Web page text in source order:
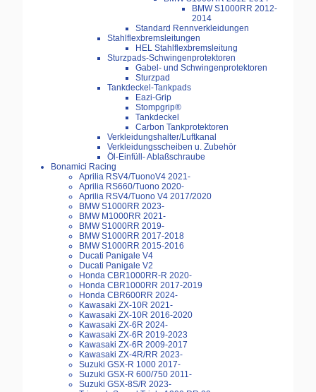
BMW S1000RR 2012-
2014
Standard Rennverkleidungen
Stahlflexbremsleitungen
HEL Stahlflexbremsleitung
Sturzpads-Schwingenprotektoren
Gabel- und Schwingenprotektoren
Sturzpad
Tankdeckel-Tankpads
Eazi-Grip
Stompgrip®
Tankdeckel
Carbon Tankprotektoren
Verkleidungshalter/Luftkanal
Verkleidungsscheiben u. Zubehör
Öl-Einfüll- Ablaßschraube
Bonamici Racing
Aprilia RSV4/TuonoV4 2021-
Aprilia RS660/Tuono 2020-
Aprilia RSV4/Tuono V4 2017/2020
BMW S1000RR 2023-
BMW M1000RR 2021-
BMW S1000RR 2019-
BMW S1000RR 2017-2018
BMW S1000RR 2015-2016
Ducati Panigale V4
Ducati Panigale V2
Honda CBR1000RR-R 2020-
Honda CBR1000RR 2017-2019
Honda CBR600RR 2024-
Kawasaki ZX-10R 2021-
Kawasaki ZX-10R 2016-2020
Kawasaki ZX-6R 2024-
Kawasaki ZX-6R 2019-2023
Kawasaki ZX-6R 2009-2017
Kawasaki ZX-4R/RR 2023-
Suzuki GSX-R 1000 2017-
Suzuki GSX-R 600/750 2011-
Suzuki GSX-8S/R 2023-